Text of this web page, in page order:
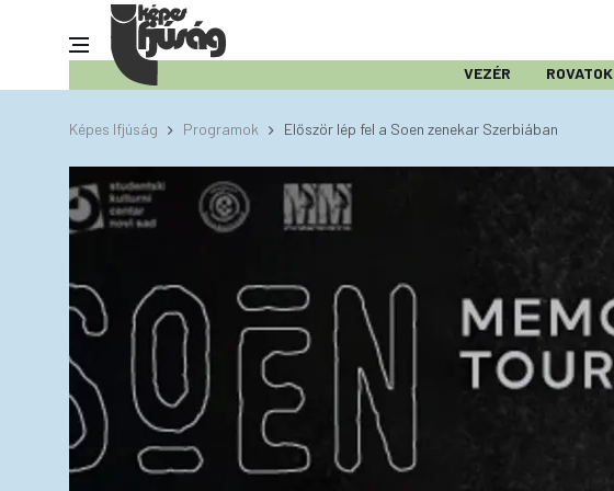
VEZÉR ROVATOK
Képes Ifjúság Programok Először lép fel a Soen zenekar Szerbiában